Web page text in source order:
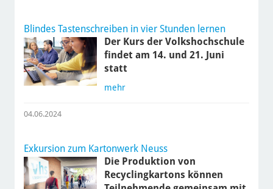
Blindes Tastenschreiben in vier Stunden lernen
Der Kurs der Volkshochschule
findet am 14. und 21. Juni
statt
mehr
04.06.2024
Exkursion zum Kartonwerk Neuss
Die Produktion von
Recyclingkartons können